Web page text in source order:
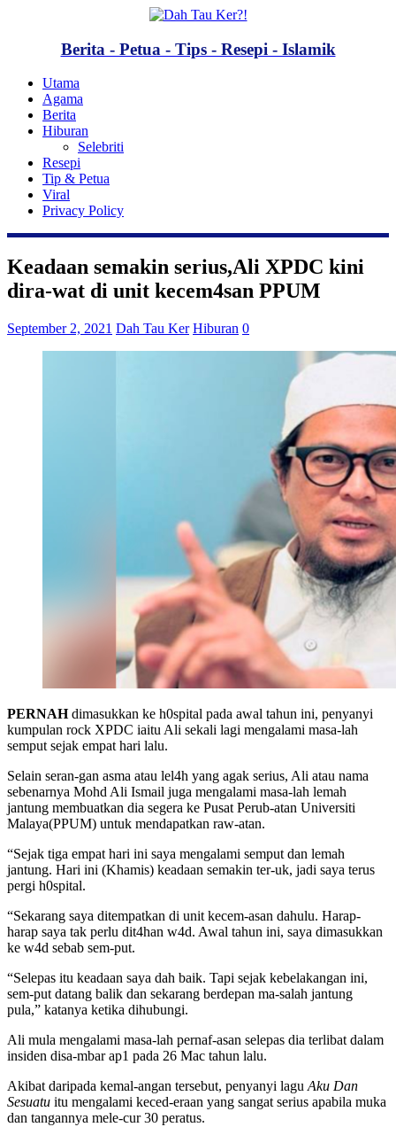
Berita - Petua - Tips - Resepi - Islamik
Utama
Agama
Berita
Hiburan
Selebriti
Resepi
Tip & Petua
Viral
Privacy Policy
Keadaan semakin serius,Ali XPDC kini
dira-wat di unit kecem4san PPUM
September 2, 2021 Dah Tau Ker Hiburan 0
PERNAHdimasukkan ke h0spital pada awal tahun ini, penyanyi
kumpulan rock XPDC iaitu Ali sekali lagi mengalami masa-lah
semput sejak empat hari lalu.
Selain seran-gan asma atau lel4h yang agak serius, Ali atau nama
sebenarnya Mohd Ali Ismail juga mengalami masa-lah lemah
jantung membuatkan dia segera ke Pusat Perub-atan Universiti
Malaya(PPUM) untuk mendapatkan raw-atan.
“Sejak tiga empat hari ini saya mengalami semput dan lemah
jantung. Hari ini (Khamis) keadaan semakin ter-uk, jadi saya terus
pergi h0spital.
“Sekarang saya ditempatkan di unit kecem-asan dahulu. Harap-
harap saya tak perlu dit4han w4d. Awal tahun ini, saya dimasukkan
ke w4d sebab sem-put.
“Selepas itu keadaan saya dah baik. Tapi sejak kebelakangan ini,
sem-put datang balik dan sekarang berdepan ma-salah jantung
pula,” katanya ketika dihubungi.
Ali mula mengalami masa-lah pernaf-asan selepas dia terlibat dalam
insiden disa-mbar ap1 pada 26 Mac tahun lalu.
Akibat daripada kemal-angan tersebut, penyanyi lagu Aku Dan
Sesuatu itu mengalami keced-eraan yang sangat serius apabila muka
dan tangannya mele-cur 30 peratus.